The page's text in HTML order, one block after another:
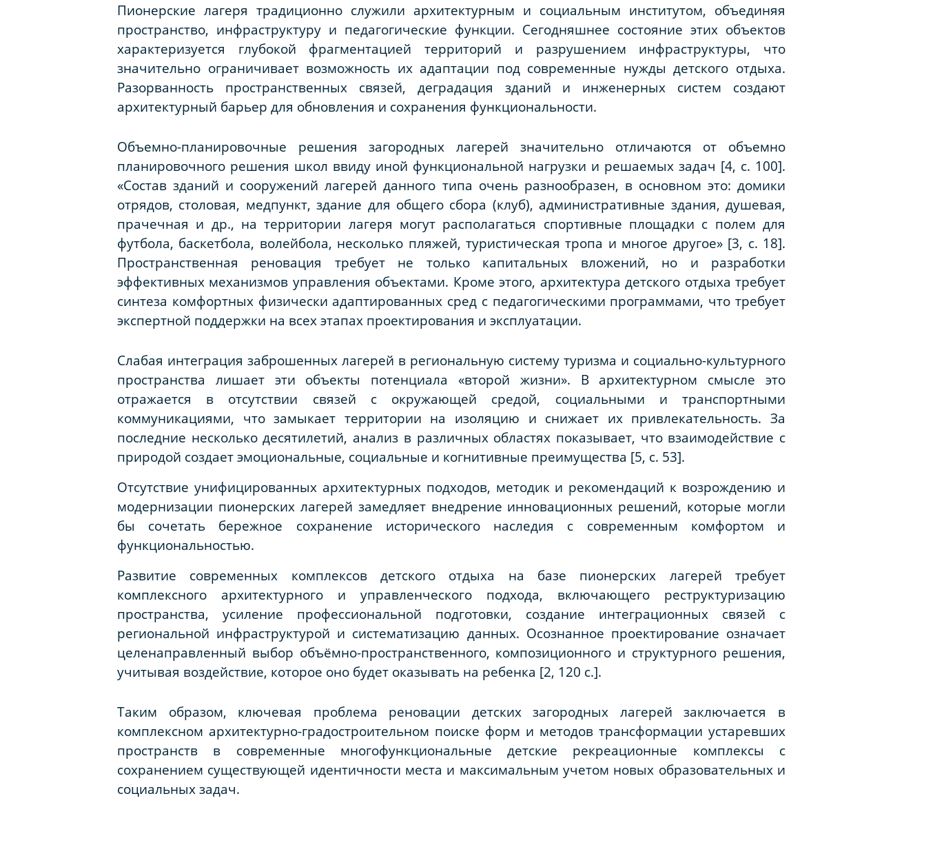
Пионерские лагеря традиционно служили архитектурным и социальным институтом, объединяя
пространство, инфраструктуру и педагогические функции. Сегодняшнее состояние этих объектов
характеризуется глубокой фрагментацией территорий и разрушением инфраструктуры, что
значительно ограничивает возможность их адаптации под современные нужды детского отдыха.
Разорванность пространственных связей, деградация зданий и инженерных систем создают
архитектурный барьер для обновления и сохранения функциональности.
Объемно-планировочные решения загородных лагерей значительно отличаются от объемно
планировочного решения школ ввиду иной функциональной нагрузки и решаемых задач [4, с. 100].
«Состав зданий и сооружений лагерей данного типа очень разнообразен, в основном это: домики
отрядов, столовая, медпункт, здание для общего сбора (клуб), административные здания, душевая,
прачечная и др., на территории лагеря могут располагаться спортивные площадки с полем для
футбола, баскетбола, волейбола, несколько пляжей, туристическая тропа и многое другое» [3, с. 18].
Пространственная реновация требует не только капитальных вложений, но и разработки
эффективных механизмов управления объектами. Кроме этого, архитектура детского отдыха требует
синтеза комфортных физически адаптированных сред с педагогическими программами, что требует
экспертной поддержки на всех этапах проектирования и эксплуатации.
Слабая интеграция заброшенных лагерей в региональную систему туризма и социально-культурного
пространства лишает эти объекты потенциала «второй жизни». В архитектурном смысле это
отражается в отсутствии связей с окружающей средой, социальными и транспортными
коммуникациями, что замыкает территории на изоляцию и снижает их привлекательность. За
последние несколько десятилетий, анализ в различных областях показывает, что взаимодействие с
природой создает эмоциональные, социальные и когнитивные преимущества [5, с. 53].
Отсутствие унифицированных архитектурных подходов, методик и рекомендаций к возрождению и
модернизации пионерских лагерей замедляет внедрение инновационных решений, которые могли
бы сочетать бережное сохранение исторического наследия с современным комфортом и
функциональностью.
Развитие современных комплексов детского отдыха на базе пионерских лагерей требует
комплексного архитектурного и управленческого подхода, включающего реструктуризацию
пространства, усиление профессиональной подготовки, создание интеграционных связей с
региональной инфраструктурой и систематизацию данных. Осознанное проектирование означает
целенаправленный выбор объёмно-пространственного, композиционного и структурного решения,
учитывая воздействие, которое оно будет оказывать на ребенка [2, 120 с.].
Таким образом, ключевая проблема реновации детских загородных лагерей заключается в
комплексном архитектурно-градостроительном поиске форм и методов трансформации устаревших
пространств в современные многофункциональные детские рекреационные комплексы с
сохранением существующей идентичности места и максимальным учетом новых образовательных и
социальных задач.